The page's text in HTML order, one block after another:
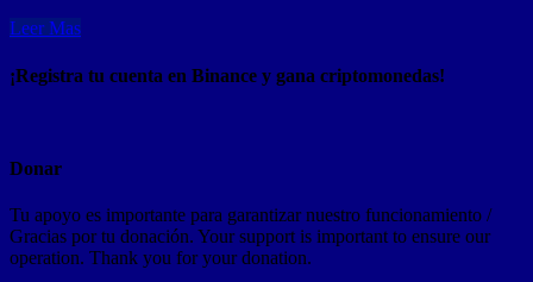
Leer Mas
¡Registra tu cuenta en Binance y gana criptomonedas!
Donar
Tu apoyo es importante para garantizar nuestro funcionamiento /
Gracias por tu donación. Your support is important to ensure our
operation. Thank you for your donation.